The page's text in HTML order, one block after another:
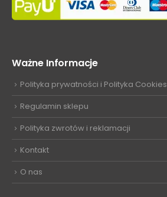
Ważne Informacje
Polityka prywatności i Polityka Cookies
Regulamin sklepu
Polityka zwrotów i reklamacji
Kontakt
O nas